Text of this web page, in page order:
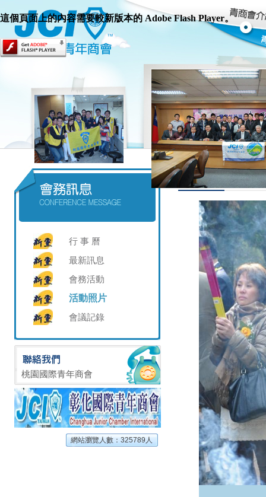
這個頁面上的內容需要較新版本的 Adobe Flash Player。
行 事 曆
最新訊息
會務活動
活動照片
會議記錄
桃園國際青年商會
網站瀏覽人數：325789人